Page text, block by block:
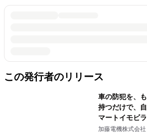
この発行者のリリース
車の防犯を、
持つだけで、
マートイモビ
売
加藤電機株式会社